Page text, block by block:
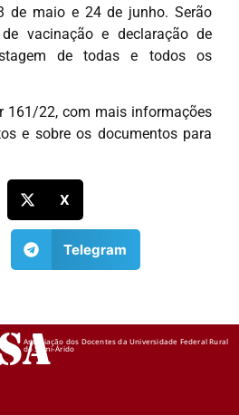
de maio e 24 de junho. Serão
vacinação e declaração de
de todas e todos os
161/22, com mais informações
e sobre os documentos para
X
Telegram
Associação dos Docentes da Universidade Federal Rural
do Semi-Árido